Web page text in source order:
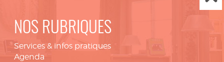
NOS RUBRIQUES
Services & infos pratiques
Agenda